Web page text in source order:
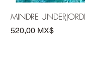
MINDRE
Pris
520,00 MX$